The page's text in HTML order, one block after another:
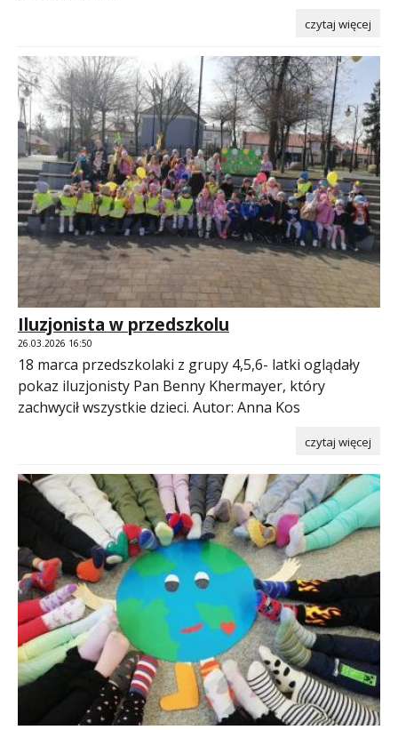
czytaj więcej
Iluzjonista w przedszkolu
26.03.2026 16:50
18 marca przedszkolaki z grupy 4,5,6- latki oglądały
pokaz iluzjonisty Pan Benny Khermayer, który
zachwycił wszystkie dzieci. Autor: Anna Kos
czytaj więcej